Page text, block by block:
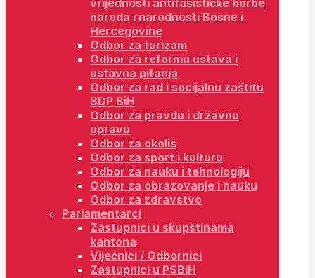
vrijednosti antifašističke borbe
naroda i narodnosti Bosne i
Hercegovine
Odbor za turizam
Odbor za reformu ustava i
ustavna pitanja
Odbor za rad i socijalnu zaštitu
SDP BiH
Odbor za pravdu i državnu
upravu
Odbor za okoliš
Odbor za sport i kulturu
Odbor za nauku i tehnologiju
Odbor za obrazovanje i nauku
Odbor za zdravstvo
Parlamentarci
Zastupnici u skupštinama
kantona
Vijećnici / Odbornici
Zastupnici u PSBiH